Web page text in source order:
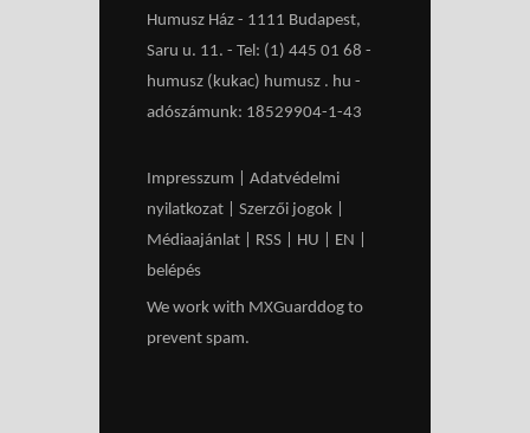
Humusz Ház - 1111 Budapest,
Saru u. 11. - Tel: (1) 445 01 68 -
humusz (kukac) humusz . hu -
adószámunk: 18529904-1-43
Impresszum
Adatvédelmi
nyilatkozat
Szerzői jogok
Médiaajánlat
RSS HU EN
belépés
We work with MXGuarddog to
prevent spam.